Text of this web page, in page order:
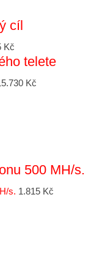
cíl
Kč
telete
Kč
500 MH/s.
1.815 Kč